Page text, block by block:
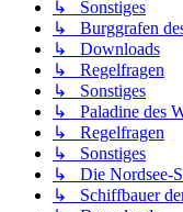
↳ Sonstiges
↳ Burggrafen
↳ Downloads
↳ Regelfragen
↳ Sonstiges
↳ Paladine des
↳ Regelfragen
↳ Sonstiges
↳ Die Nordsee-
↳ Schiffbauer